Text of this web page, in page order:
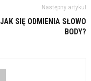
Następny artykuł
JAK SIĘ ODMIENIA SŁOWO
BODY?